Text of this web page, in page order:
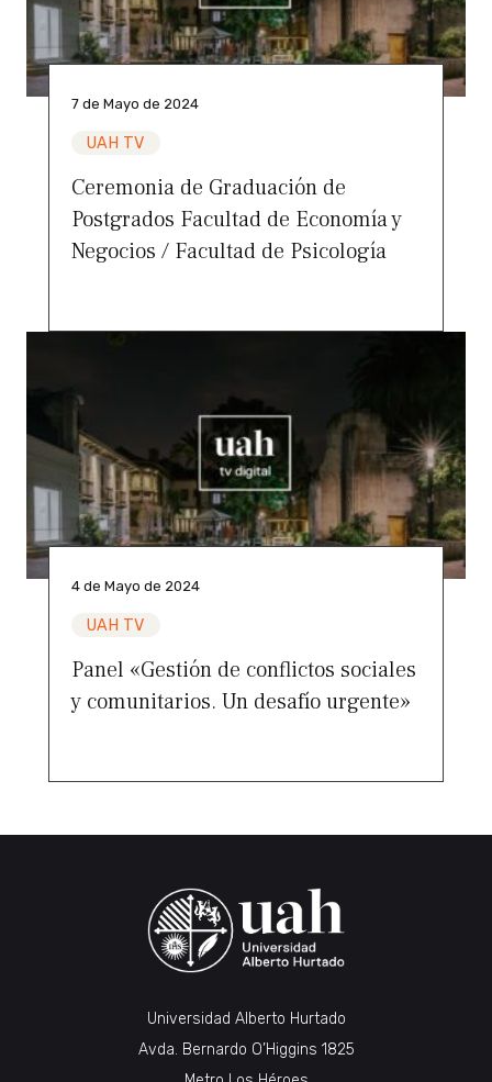
7 de Mayo de 2024
UAH TV
Ceremonia de Graduación de
Postgrados Facultad de Economía y
Negocios / Facultad de Psicología
4 de Mayo de 2024
UAH TV
Panel «Gestión de conflictos sociales
y comunitarios. Un desafío urgente»
Universidad Alberto Hurtado
Avda. Bernardo O’Higgins 1825